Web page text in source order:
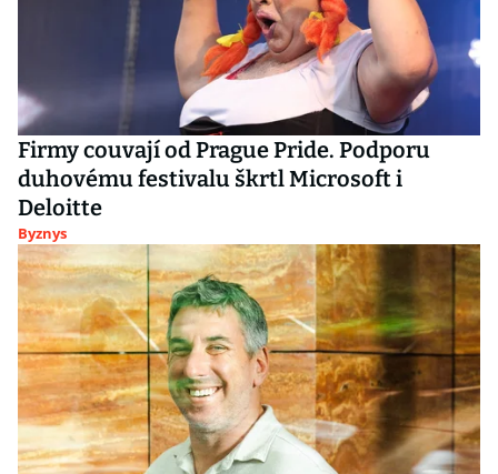
Firmy couvají od Prague Pride. Podporu
duhovému festivalu škrtl Microsoft i
Deloitte
Byznys